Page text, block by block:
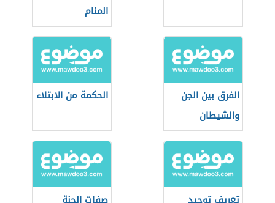
المنام
الفرق بين الجن
والشيطان
الحكمة من الابتلاء